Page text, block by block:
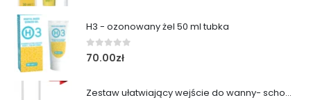
H3 - ozonowany żel 50 ml tubka
0out of 5
70.00zł
Zestaw ułatwiający wejście do wanny- schodek z poręczą